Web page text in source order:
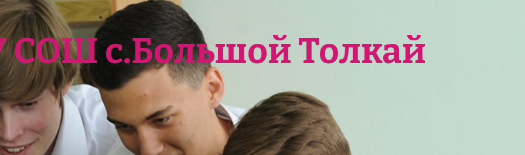
СОШ с.Большой Толкай